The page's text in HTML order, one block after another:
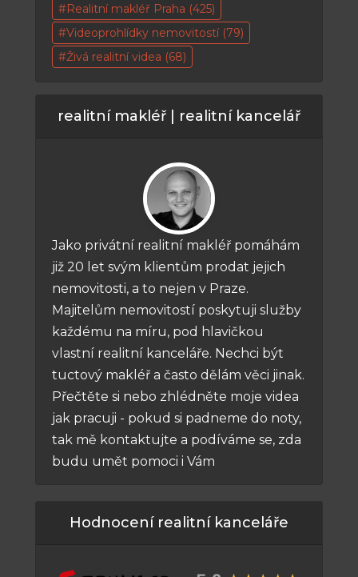
Realitní makléř Praha (425)
Videoprohlídky nemovitostí(79)
Živá realitní videa (68)
realitní makléř | realitní kancelář
Jako privátní realitní makléř pomáhám
již 20 let svým klientům prodat jejich
nemovitosti, a to nejen v Praze.
Majitelům nemovitostí poskytuji služby
každému na míru, pod hlavičkou
vlastní realitní kanceláře. Nechci být
tuctový makléř a často dělám věci jinak.
Přečtěte si nebo zhlédněte moje videa
jak pracuji - pokud si padneme do noty,
tak mě kontaktujte a podíváme se, zda
budu umět pomoci i Vám
Hodnocení realitní kanceláře